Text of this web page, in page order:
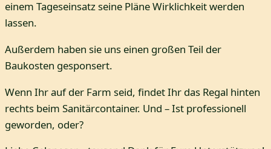
einem Tageseinsatz seine Pläne Wirklichkeit werden
lassen.
Außerdem haben sie uns einen großen Teil der
Baukosten gesponsert.
Wenn Ihr auf der Farm seid, findet Ihr das Regal hinten
rechts beim Sanitärcontainer. Und – Ist professionell
geworden, oder?